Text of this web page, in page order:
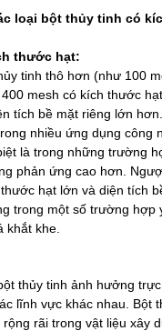
loại bột thủy tinh có
thước hạt:
tinh thô hơn (như 100
mesh có kích thước
tích bề mặt riêng lớn
nhiều ứng dụng công
là trong những trường
phản ứng cao hơn.
hạt lớn và diện tích
trong một số trường hợp
khắt khe.
thủy tinh ảnh hưởng
lĩnh vực khác nhau. Bột
rãi trong vật liệu xây